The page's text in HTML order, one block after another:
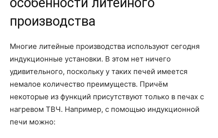
производства
Многие литейные производства используют сегодня
индукционные установки. В этом нет ничего
удивительного, поскольку у таких печей имеется
немалое количество преимуществ. Причём
некоторые из функций присутствуют только в печах с
нагревом ТВЧ. Например, с помощью индукционной
печи можно: